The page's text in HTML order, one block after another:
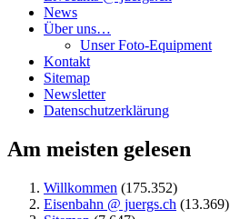
News
Über uns…
Unser Foto-Equipment
Kontakt
Sitemap
Newsletter
Datenschutzerklärung
Am meisten gelesen
Willkommen (175.352)
Eisenbahn @ juergs.ch (13.369)